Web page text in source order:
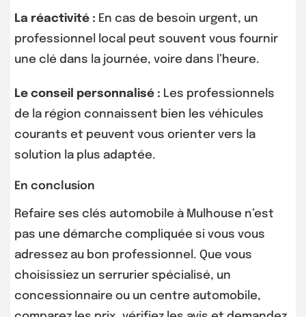
La réactivité : En cas de besoin urgent, un
professionnel local peut souvent vous fournir
une clé dans la journée, voire dans l’heure.
Le conseil personnalisé : Les professionnels
de la région connaissent bien les véhicules
courants et peuvent vous orienter vers la
solution la plus adaptée.
En conclusion
Refaire ses clés automobile à Mulhouse n’est
pas une démarche compliquée si vous vous
adressez au bon professionnel. Que vous
choisissiez un serrurier spécialisé, un
concessionnaire ou un centre automobile,